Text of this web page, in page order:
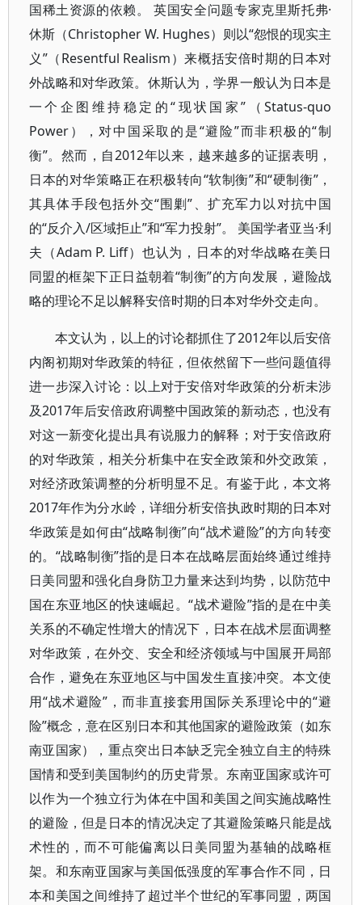
国稀土资源的依赖。 英国安全问题专家克里斯托弗·
休斯（Christopher W. Hughes）则以“怨恨的现实主
义”（Resentful Realism）来概括安倍时期的日本对
外战略和对华政策。休斯认为，学界一般认为日本是
一个企图维持稳定的“现状国家”（Status-quo
Power），对中国采取的是“避险”而非积极的“制
衡”。然而，自2012年以来，越来越多的证据表明，
日本的对华策略正在积极转向“软制衡”和“硬制衡”，
其具体手段包括外交“围剿”、扩充军力以对抗中国
的“反介入/区域拒止”和“军力投射”。 美国学者亚当·利
夫（Adam P. Liff）也认为，日本的对华战略在美日
同盟的框架下正日益朝着“制衡”的方向发展，避险战
略的理论不足以解释安倍时期的日本对华外交走向。
本文认为，以上的讨论都抓住了2012年以后安倍
内阁初期对华政策的特征，但依然留下一些问题值得
进一步深入讨论：以上对于安倍对华政策的分析未涉
及2017年后安倍政府调整中国政策的新动态，也没有
对这一新变化提出具有说服力的解释；对于安倍政府
的对华政策，相关分析集中在安全政策和外交政策，
对经济政策调整的分析明显不足。有鉴于此，本文将
2017年作为分水岭，详细分析安倍执政时期的日本对
华政策是如何由“战略制衡”向“战术避险”的方向转变
的。“战略制衡”指的是日本在战略层面始终通过维持
日美同盟和强化自身防卫力量来达到均势，以防范中
国在东亚地区的快速崛起。“战术避险”指的是在中美
关系的不确定性增大的情况下，日本在战术层面调整
对华政策，在外交、安全和经济领域与中国展开局部
合作，避免在东亚地区与中国发生直接冲突。本文使
用“战术避险”，而非直接套用国际关系理论中的“避
险”概念，意在区别日本和其他国家的避险政策（如东
南亚国家），重点突出日本缺乏完全独立自主的特殊
国情和受到美国制约的历史背景。东南亚国家或许可
以作为一个独立行为体在中国和美国之间实施战略性
的避险，但是日本的情况决定了其避险策略只能是战
术性的，而不可能偏离以日美同盟为基轴的战略框
架。和东南亚国家与美国低强度的军事合作不同，日
本和美国之间维持了超过半个世纪的军事同盟，两国